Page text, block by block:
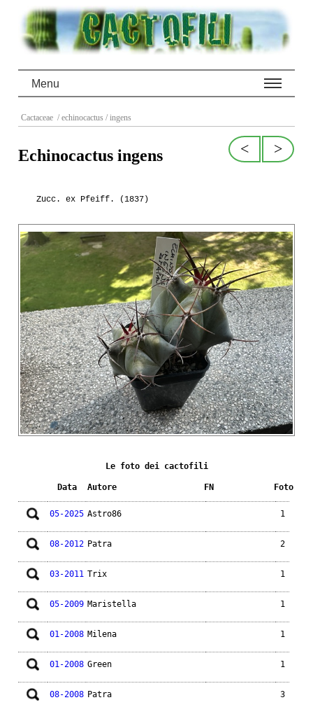
Menu
Cactaceae / echinocactus / ingens
>
<
Echinocactus ingens
Zucc. ex Pfeiff. (1837)
Le foto dei cactofili
Data Autore FN Foto
05-2025 Astro86 1
08-2012 Patra 2
03-2011 Trix 1
05-2009 Maristella 1
01-2008 Milena 1
01-2008 Green 1
08-2008 Patra 3